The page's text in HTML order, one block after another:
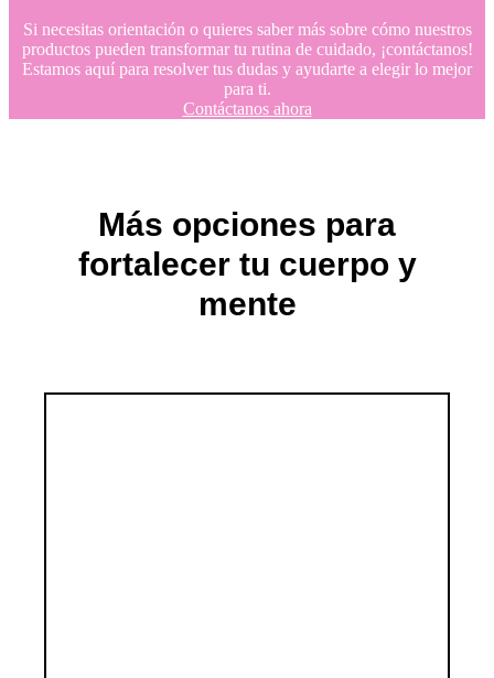
Si necesitas orientación o quieres saber más sobre cómo nuestros
productos pueden transformar tu rutina de cuidado, ¡contáctanos!
Estamos aquí para resolver tus dudas y ayudarte a elegir lo mejor
para ti.
Contáctanos ahora
Más opciones para
fortalecer tu cuerpo y
mente